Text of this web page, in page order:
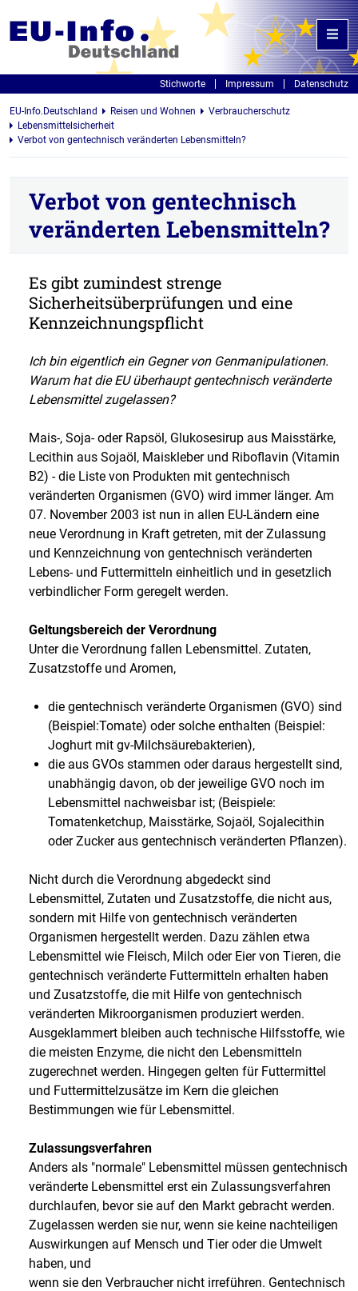
Stichworte Impressum Datenschutz
EU-Info.Deutschland Reisen und Wohnen
Verbraucherschutz
Lebensmittelsicherheit
Verbot von gentechnisch veränderten Lebensmitteln?
Verbot von gentechnisch
veränderten Lebensmitteln?
Es gibt zumindest strenge
Sicherheitsüberprüfungen und eine
Kennzeichnungspflicht
Ich bin eigentlich ein Gegner von Genmanipulationen.
Warum hat die EU überhaupt gentechnisch veränderte
Lebensmittel zugelassen?
Mais-, Soja- oder Rapsöl, Glukosesirup aus Maisstärke,
Lecithin aus Sojaöl, Maiskleber und Riboflavin (Vitamin
B2) - die Liste von Produkten mit gentechnisch
veränderten Organismen (GVO) wird immer länger. Am
07. November 2003 ist nun in allen EU-Ländern eine
neue Verordnung in Kraft getreten, mit der Zulassung
und Kennzeichnung von gentechnisch veränderten
Lebens- und Futtermitteln einheitlich und in gesetzlich
verbindlicher Form geregelt werden.
Geltungsbereich der Verordnung
Unter die Verordnung fallen Lebensmittel. Zutaten,
Zusatzstoffe und Aromen,
die gentechnisch veränderte Organismen (GVO) sind
(Beispiel:Tomate) oder solche enthalten (Beispiel:
Joghurt mit gv-Milchsäurebakterien),
die aus GVOs stammen oder daraus hergestellt sind,
unabhängig davon, ob der jeweilige GVO noch im
Lebensmittel nachweisbar ist; (Beispiele:
Tomatenketchup, Maisstärke, Sojaöl, Sojalecithin
oder Zucker aus gentechnisch veränderten Pflanzen).
Nicht durch die Verordnung abgedeckt sind
Lebensmittel, Zutaten und Zusatzstoffe, die nicht aus,
sondern mit Hilfe von gentechnisch veränderten
Organismen hergestellt werden. Dazu zählen etwa
Lebensmittel wie Fleisch, Milch oder Eier von Tieren, die
gentechnisch veränderte Futtermitteln erhalten haben
und Zusatzstoffe, die mit Hilfe von gentechnisch
veränderten Mikroorganismen produziert werden.
Ausgeklammert bleiben auch technische Hilfsstoffe, wie
die meisten Enzyme, die nicht den Lebensmitteln
zugerechnet werden. Hingegen gelten für Futtermittel
und Futtermittelzusätze im Kern die gleichen
Bestimmungen wie für Lebensmittel.
Zulassungsverfahren
Anders als "normale" Lebensmittel müssen gentechnisch
veränderte Lebensmittel erst ein Zulassungsverfahren
durchlaufen, bevor sie auf den Markt gebracht werden.
Zugelassen werden sie nur, wenn sie keine nachteiligen
Auswirkungen auf Mensch und Tier oder die Umwelt
haben, und
wenn sie den Verbraucher nicht irreführen. Gentechnisch